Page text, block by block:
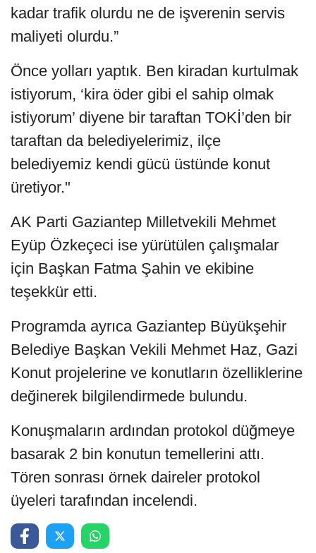
kadar trafik olurdu ne de işverenin servis
maliyeti olurdu.”
Önce yolları yaptık. Ben kiradan kurtulmak
istiyorum, ‘kira öder gibi el sahip olmak
istiyorum’ diyene bir taraftan TOKİ’den bir
taraftan da belediyelerimiz, ilçe
belediyemiz kendi gücü üstünde konut
üretiyor."
AK Parti Gaziantep Milletvekili Mehmet
Eyüp Özkeçeci ise yürütülen çalışmalar
için Başkan Fatma Şahin ve ekibine
teşekkür etti.
Programda ayrıca Gaziantep Büyükşehir
Belediye Başkan Vekili Mehmet Haz, Gazi
Konut projelerine ve konutların özelliklerine
değinerek bilgilendirmede bulundu.
Konuşmaların ardından protokol düğmeye
basarak 2 bin konutun temellerini attı.
Tören sonrası örnek daireler protokol
üyeleri tarafından incelendi.